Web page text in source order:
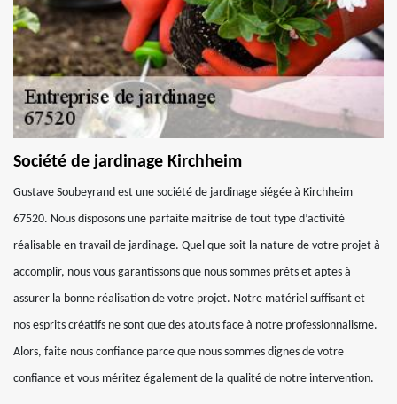
Société de jardinage Kirchheim
Gustave Soubeyrand est une société de jardinage siégée à Kirchheim
67520. Nous disposons une parfaite maitrise de tout type d’activité
réalisable en travail de jardinage. Quel que soit la nature de votre projet à
accomplir, nous vous garantissons que nous sommes prêts et aptes à
assurer la bonne réalisation de votre projet. Notre matériel suffisant et
nos esprits créatifs ne sont que des atouts face à notre professionnalisme.
Alors, faite nous confiance parce que nous sommes dignes de votre
confiance et vous méritez également de la qualité de notre intervention.